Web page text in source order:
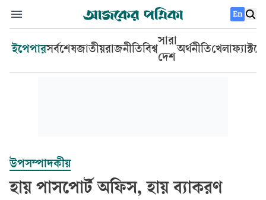
En
ইপেপারসর্বশেষজাতীয়রাজনীতিবিশ্ব
সারা
দেশ
অর্থনীতিখেলা
উপসম্পাদকীয়
হায় পাসপোর্ট অফিস, হায় ব্যাকরণ